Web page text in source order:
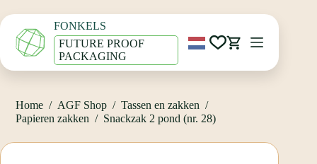
naar
inhoud
FONKELS
FUTURE PROOF
PACKAGING
Winkelwagen
Papieren zakken / Snackzak 2 pond (nr. 28)
Home / AGF Shop / Tassen en zakken /
Papieren zakken / Snackzak 2 pond (nr. 28)